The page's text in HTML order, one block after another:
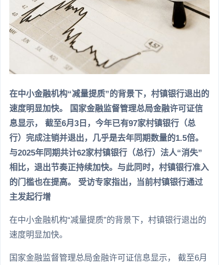
在中小金融机构“减量提质”的背景下，村镇银行退出的
速度明显加快。 国家金融监督管理总局金融许可证信
息显示， 截至6月3日，今年已有97家村镇银行（总
行）完成注销并退出，几乎是去年同期数量的1.5倍。
与2025年同期共计62家村镇银行（总行）法人“消失”
相比，退出节奏正持续加快。与此同时，村镇银行准入
的门槛也在提高。 受访专家指出，当前村镇银行通过
主发起行增
在中小金融机构“减量提质”的背景下，村镇银行退出的
速度明显加快。
国家金融监督管理总局金融许可证信息显示， 截至6月